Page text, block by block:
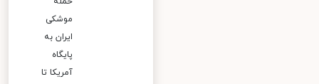
موشکی
ایران به
پایگاه
آمریکا تا